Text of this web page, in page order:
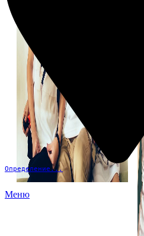
Определение...
Меню